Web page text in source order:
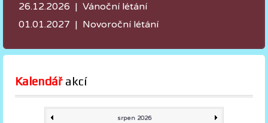
26.12.2026 | Vánoční létání
01.01.2027 | Novoroční létání
Kalendář akcí
srpen 2026